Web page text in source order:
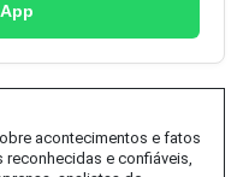
acontecimentos e fatos
e confiáveis,